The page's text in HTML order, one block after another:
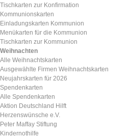
Tischkarten zur Konfirmation
Kommunionskarten
Einladungskarten Kommunion
Menükarten für die Kommunion
Tischkarten zur Kommunion
Weihnachten
Alle Weihnachtskarten
Ausgewählte Firmen Weihnachtskarten
Neujahrskarten für 2026
Spendenkarten
Alle Spendenkarten
Aktion Deutschland Hilft
Herzenswünsche e.V.
Peter Maffay Stiftung
Kindernothilfe